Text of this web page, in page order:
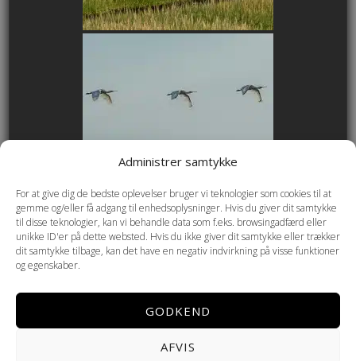
Administrer samtykke
For at give dig de bedste oplevelser bruger vi teknologier som cookies til at
gemme og/eller få adgang til enhedsoplysninger. Hvis du giver dit samtykke
til disse teknologier, kan vi behandle data som f.eks. browsingadfærd eller
unikke ID'er på dette websted. Hvis du ikke giver dit samtykke eller trækker
dit samtykke tilbage, kan det have en negativ indvirkning på visse funktioner
og egenskaber.
GODKEND
AFVIS